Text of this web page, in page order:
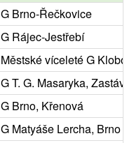
G Brno-Řečkovice
G Rájec-Jestřebí
Městské víceleté G
G T. G. Masaryka,
G Brno, Křenová
G Matyáše Lercha, Brno